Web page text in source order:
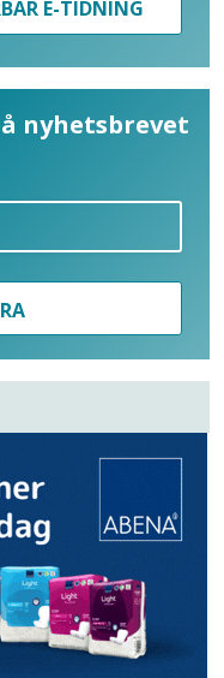
E-TIDNING
nyhetsbrevet